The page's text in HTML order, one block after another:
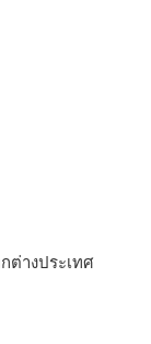
ต่างประเทศ